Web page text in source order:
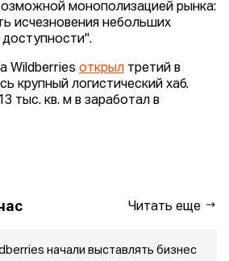
монополизацией рынка:
исчезновения небольших
Wildberries открыл третий в
крупный логистический хаб.
тыс. кв. м в заработал в
Читать еще
начали выставлять бизнес